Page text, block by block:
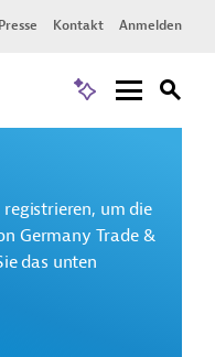
Presse Kontakt Anmelden
registrieren, um die
Germany Trade &
das unten